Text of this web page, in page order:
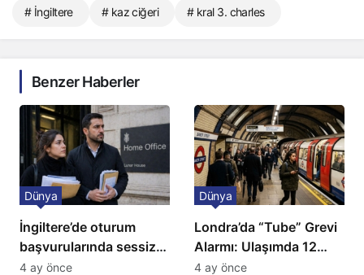
# İngiltere # kaz ciğeri # kral 3. charles
Benzer Haberler
İngiltere’de oturum
başvurularında sessiz
kriz: Büyükelçilikten
Dünya
4 ay önce
Londra’da “Tube” Grevi
Alarmı: Ulaşımda 12
Günlük Kaos Kapıda
Dünya
4 ay önce